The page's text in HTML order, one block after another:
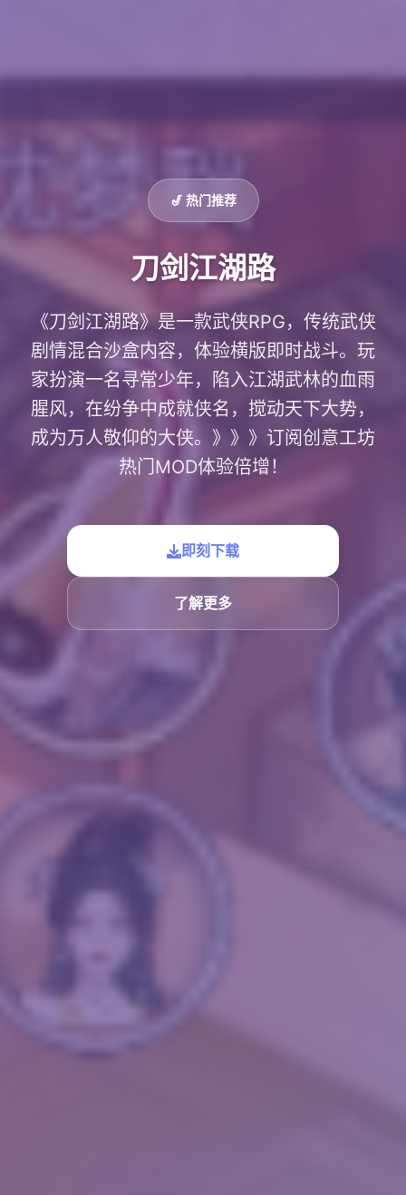
🎷 热门推荐
刀剑江湖路
《刀剑江湖路》是一款武侠RPG，传统武侠
剧情混合沙盒内容，体验横版即时战斗。玩
家扮演一名寻常少年，陷入江湖武林的血雨
腥风，在纷争中成就侠名，搅动天下大势，
成为万人敬仰的大侠。》》》订阅创意工坊
热门MOD体验倍增！
即刻下载
了解更多